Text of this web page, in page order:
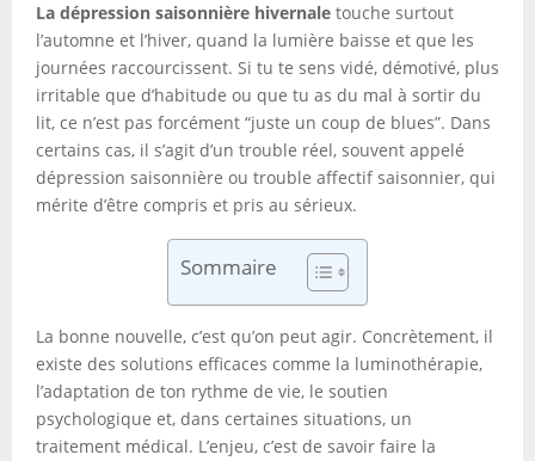
La dépression saisonnière hivernale touche surtout
l’automne et l’hiver, quand la lumière baisse et que les
journées raccourcissent. Si tu te sens vidé, démotivé, plus
irritable que d’habitude ou que tu as du mal à sortir du
lit, ce n’est pas forcément “juste un coup de blues”. Dans
certains cas, il s’agit d’un trouble réel, souvent appelé
dépression saisonnière ou trouble affectif saisonnier, qui
mérite d’être compris et pris au sérieux.
Sommaire
La bonne nouvelle, c’est qu’on peut agir. Concrètement, il
existe des solutions efficaces comme la luminothérapie,
l’adaptation de ton rythme de vie, le soutien
psychologique et, dans certaines situations, un
traitement médical. L’enjeu, c’est de savoir faire la